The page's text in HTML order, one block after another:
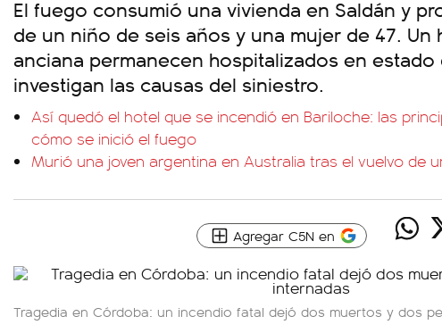
El fuego consumió una vivienda en Saldán y
de un niño de seis años y una mujer de 47. Un
anciana permanecen hospitalizados en
investigan las causas del siniestro.
Así quedó el hotel que se incendió en Bariloche: las
cómo se inició el fuego
Murió una joven argentina en Australia tras el vuelvo de
Agregar C5N en
Tragedia en Córdoba: un incendio fatal dejó dos muertos y dos